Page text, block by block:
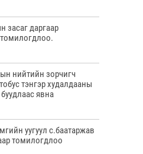
засаг даргаар
нийтийн зорчигч
тэнгэр худалдааны
явна
уугуул с.баатаржав
томилогдлоо